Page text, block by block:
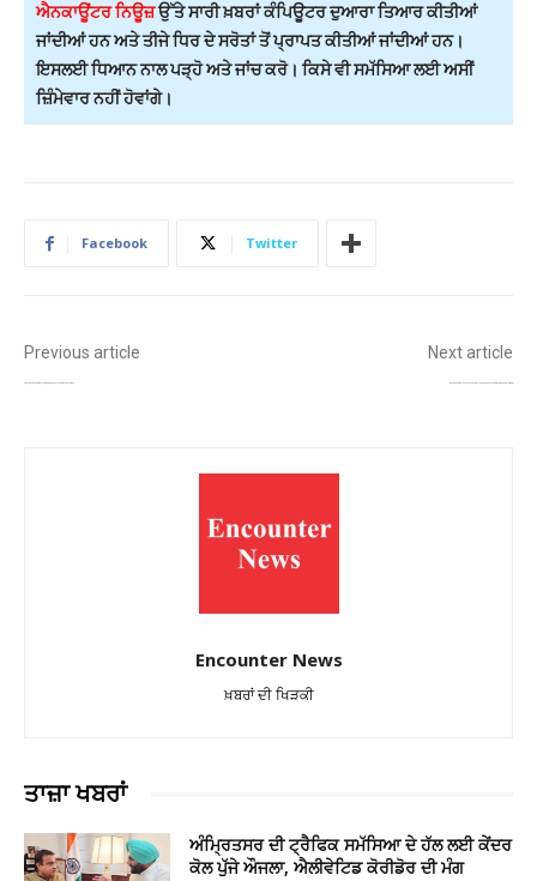
ਐਨਕਾਊਂਟਰ ਨਿਊਜ਼ਉੱਤੇ ਸਾਰੀ ਖ਼ਬਰਾਂ ਕੰਪਿਊਟਰ ਦੁਆਰਾ ਤਿਆਰ ਕੀਤੀਆਂ
ਜਾਂਦੀਆਂ ਹਨ ਅਤੇ ਤੀਜੇ ਧਿਰ ਦੇ ਸਰੋਤਾਂ ਤੋਂ ਪ੍ਰਾਪਤ ਕੀਤੀਆਂ ਜਾਂਦੀਆਂ ਹਨ।
ਇਸਲਈ ਧਿਆਨ ਨਾਲ ਪੜ੍ਹੋ ਅਤੇ ਜਾਂਚ ਕਰੋ। ਕਿਸੇ ਵੀ ਸਮੱਸਿਆ ਲਈ ਅਸੀਂ
ਜ਼ਿੰਮੇਵਾਰ ਨਹੀਂ ਹੋਵਾਂਗੇ।
Facebook Twitter
Previous article Next article
Encounter News
ਖ਼ਬਰਾਂ ਦੀ ਖਿੜਕੀ
ਤਾਜ਼ਾ ਖਬਰਾਂ
ਅੰਮ੍ਰਿਤਸਰ ਦੀ ਟ੍ਰੈਫਿਕ ਸਮੱਸਿਆ ਦੇ ਹੱਲ ਲਈ ਕੇਂਦਰ
ਕੋਲ ਪੁੱਜੇ ਔਜਲਾ, ਐਲੀਵੇਟਿਡ ਕੋਰੀਡੋਰ ਦੀ ਮੰਗ